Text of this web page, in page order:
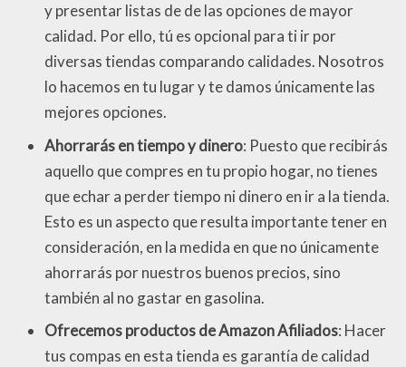
y presentar listas de de las opciones de mayor
calidad. Por ello, tú es opcional para ti ir por
diversas tiendas comparando calidades. Nosotros
lo hacemos en tu lugar y te damos únicamente las
mejores opciones.
Ahorrarás en tiempo y dinero: Puesto que recibirás
aquello que compres en tu propio hogar, no tienes
que echar a perder tiempo ni dinero en ir a la tienda.
Esto es un aspecto que resulta importante tener en
consideración, en la medida en que no únicamente
ahorrarás por nuestros buenos precios, sino
también al no gastar en gasolina.
Ofrecemos productos de Amazon Afiliados: Hacer
tus compas en esta tienda es garantía de calidad